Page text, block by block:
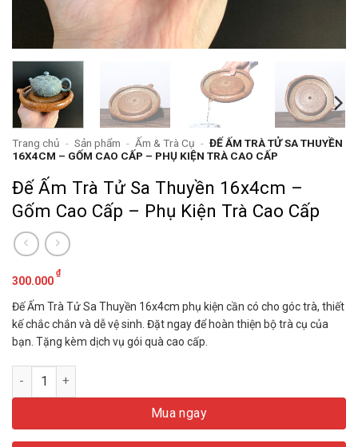
Trang chủ - Sản phẩm - Ấm & Trà Cụ - ĐẾ ẤM TRÀ TỬ SA THUYỀN
16X4CM – GỐM CAO CẤP – PHỤ KIỆN TRÀ CAO CẤP
Đế Ấm Trà Tử Sa Thuyền 16x4cm –
Gốm Cao Cấp – Phụ Kiện Trà Cao Cấp
300.000
₫
Đế Ấm Trà Tử Sa Thuyền 16x4cm phụ kiện cần có cho góc trà, thiết
kế chắc chắn và dễ vệ sinh. Đặt ngay để hoàn thiện bộ trà cụ của
bạn. Tặng kèm dịch vụ gói quà cao cấp.
Đế Ấm Trà Tử Sa Thuyền 16x4cm - Gốm Cao Cấp - Phụ Kiện
Mua ngay